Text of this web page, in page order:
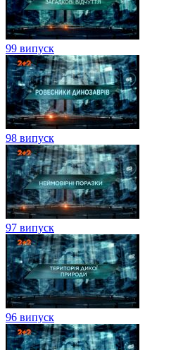
99 випуск
98 випуск
97 випуск
96 випуск